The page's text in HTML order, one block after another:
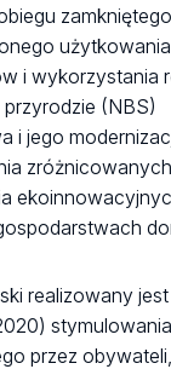
użytkowania
i wykorzystania
(NBS)
i jego
zróżnicowanych
realizowany
przez